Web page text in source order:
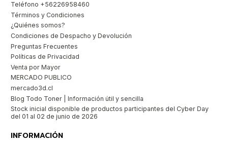
Teléfono +56226958460
Términos y Condiciones
¿Quiénes somos?
Condiciones de Despacho y Devolución
Preguntas Frecuentes
Políticas de Privacidad
Venta por Mayor
MERCADO PUBLICO
mercado3d.cl
Blog Todo Toner | Información útil y sencilla
Stock inicial disponible de productos participantes del Cyber Day
del 01 al 02 de junio de 2026
INFORMACIÓN